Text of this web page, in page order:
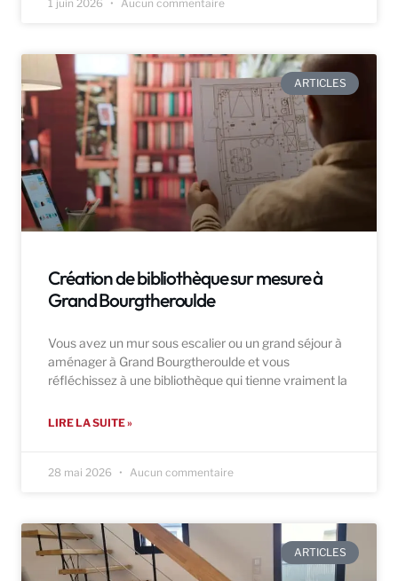
1 juin 2026 Aucun commentaire
ARTICLES
Création de bibliothèque sur mesure à
Grand Bourgtheroulde
Vous avez un mur sous escalier ou un grand séjour à
aménager à Grand Bourgtheroulde et vous
réfléchissez à une bibliothèque qui tienne vraiment la
LIRE LA SUITE »
28 mai 2026 Aucun commentaire
ARTICLES